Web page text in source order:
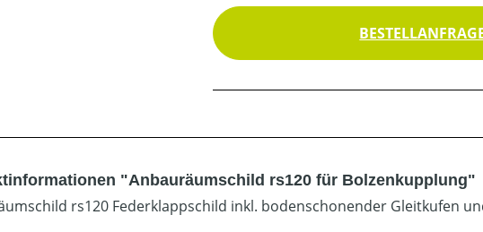
"Anbauräumschild rs120 für Bolzenkupplung"
rs120 Federklappschild inkl. bodenschonender Gleitkufen